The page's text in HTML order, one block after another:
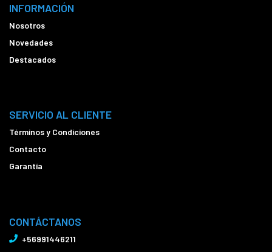
INFORMACIÓN
Nosotros
Novedades
Destacados
SERVICIO AL CLIENTE
Términos y Condiciones
Contacto
Garantía
CONTÁCTANOS
+56991446211